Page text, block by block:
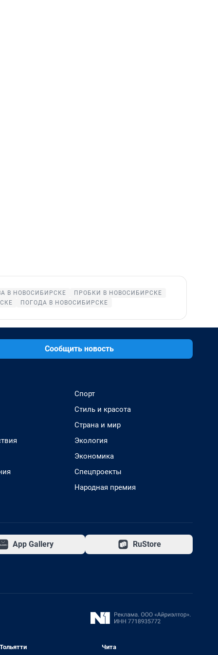
В НОВОСИБИРСКЕ
ПРОБКИ В НОВОСИБИРСКЕ
ПОГОДА В НОВОСИБИРСКЕ
Сообщить новость
Спорт
Стиль и красота
Страна и мир
Экология
Экономика
Спецпроекты
Народная премия
App Gallery RuStore
Тольятти Чита